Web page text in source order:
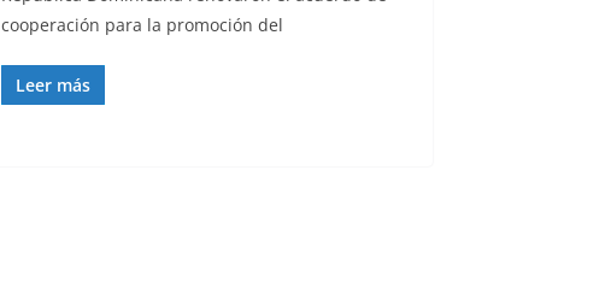
cooperación para la promoción del
Leer más